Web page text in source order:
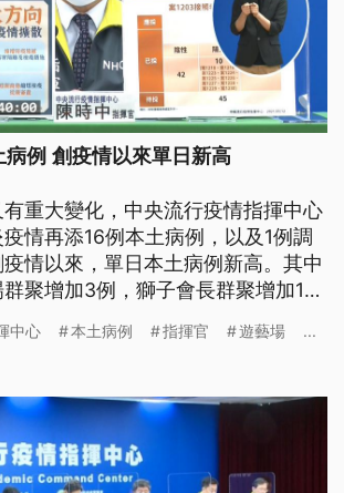
例 創疫情以來單日新高
重大變化，中央流行疫情指揮中心
情再添16例本土病例，以及1例調
情以來，單日本土病例新高。其中
聚增加3例，獅子會長群聚增加10
時中警告，現在疫情很嚴峻，若這波
，再新增16例本土病例，以及1例
為本國籍。其
中心 本土病例 指揮官 遊藝場 ...